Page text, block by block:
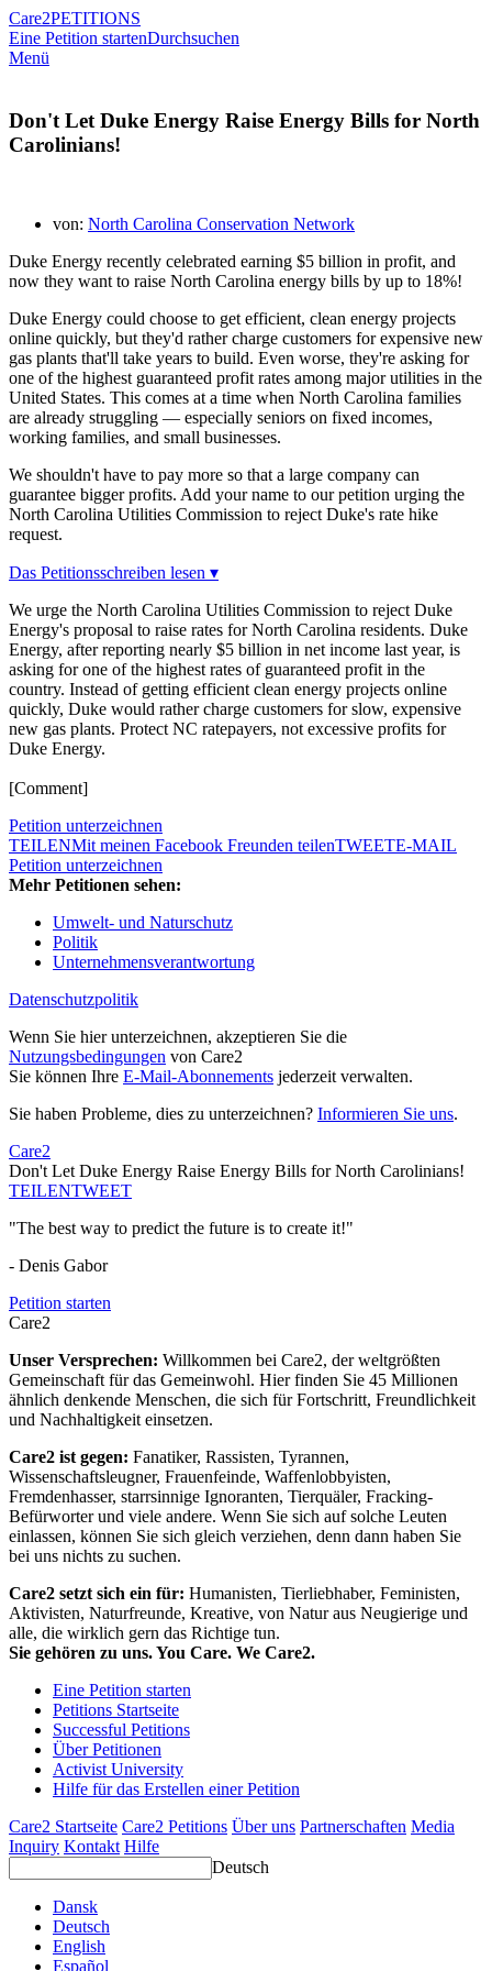
Care2PETITIONS
Eine Petition startenDurchsuchen
Menü
Don't Let Duke Energy Raise Energy Bills for North
Carolinians!
von: North Carolina Conservation Network
Duke Energy recently celebrated earning $5 billion in profit, and
now they want to raise North Carolina energy bills by up to 18%!
Duke Energy could choose to get efficient, clean energy projects
online quickly, but they'd rather charge customers for expensive new
gas plants that'll take years to build. Even worse, they're asking for
one of the highest guaranteed profit rates among major utilities in the
United States. This comes at a time when North Carolina families
are already struggling — especially seniors on fixed incomes,
working families, and small businesses.
We shouldn't have to pay more so that a large company can
guarantee bigger profits. Add your name to our petition urging the
North Carolina Utilities Commission to reject Duke's rate hike
request.
Das Petitionsschreiben lesen ▾
We urge the North Carolina Utilities Commission to reject Duke
Energy's proposal to raise rates for North Carolina residents. Duke
Energy, after reporting nearly $5 billion in net income last year, is
asking for one of the highest rates of guaranteed profit in the
country. Instead of getting efficient clean energy projects online
quickly, Duke would rather charge customers for slow, expensive
new gas plants. Protect NC ratepayers, not excessive profits for
Duke Energy.
[Comment]
Petition unterzeichnen
TEILENMit meinen Facebook Freunden teilenTWEETE-MAIL
Petition unterzeichnen
Mehr Petitionen sehen:
Umwelt- und Naturschutz
Politik
Unternehmensverantwortung
Datenschutzpolitik
Wenn Sie hier unterzeichnen, akzeptieren Sie die
Nutzungsbedingungen von Care2
Sie können Ihre E-Mail-Abonnements jederzeit verwalten.
Sie haben Probleme, dies zu unterzeichnen? Informieren Sie uns.
Care2
Don't Let Duke Energy Raise Energy Bills for North Carolinians!
TEILENTWEET
"The best way to predict the future is to create it!"
- Denis Gabor
Petition starten
Care2
Unser Versprechen: Willkommen bei Care2, der weltgrößten
Gemeinschaft für das Gemeinwohl. Hier finden Sie 45 Millionen
ähnlich denkende Menschen, die sich für Fortschritt, Freundlichkeit
und Nachhaltigkeit einsetzen.
Care2 ist gegen: Fanatiker, Rassisten, Tyrannen,
Wissenschaftsleugner, Frauenfeinde, Waffenlobbyisten,
Fremdenhasser, starrsinnige Ignoranten, Tierquäler, Fracking-
Befürworter und viele andere. Wenn Sie sich auf solche Leuten
einlassen, können Sie sich gleich verziehen, denn dann haben Sie
bei uns nichts zu suchen.
Care2 setzt sich ein für: Humanisten, Tierliebhaber, Feministen,
Aktivisten, Naturfreunde, Kreative, von Natur aus Neugierige und
alle, die wirklich gern das Richtige tun.
Sie gehören zu uns. You Care. We Care2.
Eine Petition starten
Petitions Startseite
Successful Petitions
Über Petitionen
Activist University
Hilfe für das Erstellen einer Petition
Care2 Startseite Care2 Petitions Über uns Partnerschaften Media
Inquiry Kontakt Hilfe
Deutsch
Dansk
Deutsch
English
Español